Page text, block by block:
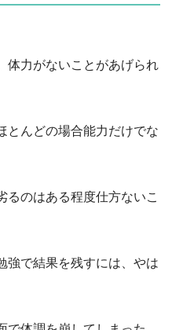
体力がないことがあげられ
とんどの場合能力だけでな
るのはある程度仕方ないこ
強で結果を残すには、やは